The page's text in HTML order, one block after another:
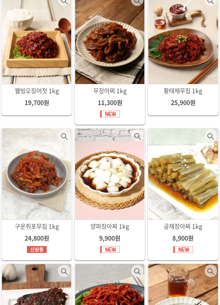
웰빙오징어젓 1kg
19,700원
무장아찌 1kg
11,300원
황태채무침 1kg
25,900원
구운쥐포무침 1kg
24,800원
양파장아찌 1kg
9,900원
궁채장아찌 1kg
8,900원